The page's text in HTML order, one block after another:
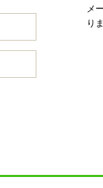
メ
り